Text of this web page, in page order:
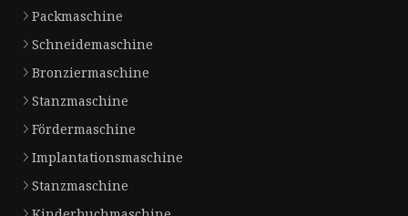
Packmaschine
Schneidemaschine
Bronziermaschine
Stanzmaschine
Fördermaschine
Implantationsmaschine
Stanzmaschine